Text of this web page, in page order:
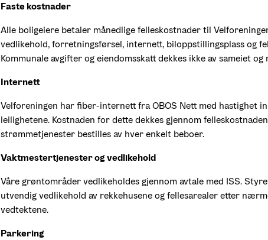
Faste kostnader
Alle boligeiere betaler månedlige felleskostnader til
vedlikehold, forretningsførsel, internett, biloppstillingsplass og
Kommunale avgifter og eiendomsskatt dekkes ikke av sameiet og
Internett
Velforeningen har fiber-internett fra OBOS Nett med hastighet
leilighetene. Kostnaden for dette dekkes gjennom
strømmetjenester bestilles av hver enkelt beboer.
Vaktmestertjenester og vedlikehold
Våre grøntområder vedlikeholdes gjennom avtale med ISS.
utvendig vedlikehold av rekkehusene og fellesarealer etter
vedtektene.
Parkering